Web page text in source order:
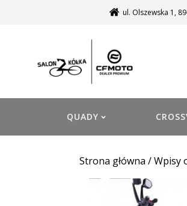
ul. Olszewska 1,
QUADY
Strona główna / Wpisy